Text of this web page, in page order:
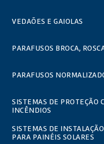
VEDAÕES E GAIOLAS
PARAFUSOS BROCA,
PARAFUSOS
SISTEMAS DE PROTEÇÃO
INCÊNDIOS
SISTEMAS DE
PARA PAINÉIS SOLARES